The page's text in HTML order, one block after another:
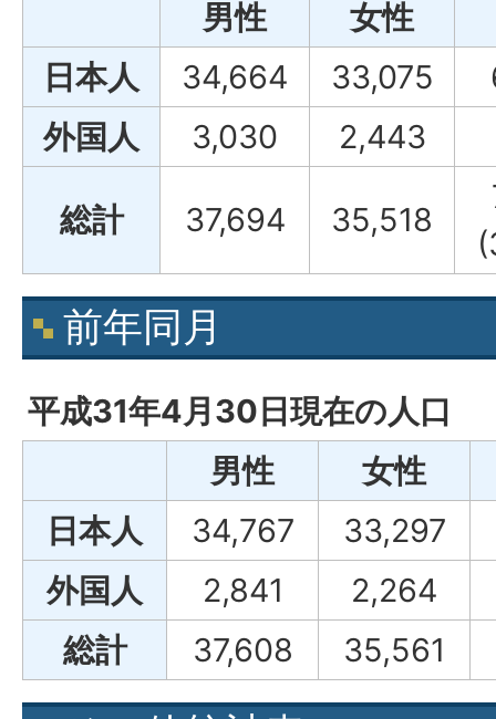
男性
女性
日本人
34,664 33,075
外国人
3,030 2,443
総計 37,694 35,518
前年同月
平成31年4月30日現在の人口
男性
女性
日本人
34,767 33,297
外国人
2,841
2,264
総計
37,608 35,561